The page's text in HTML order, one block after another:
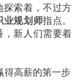
探索着，不过方
业规划师指点。
，新人们需要着
高薪的第一步